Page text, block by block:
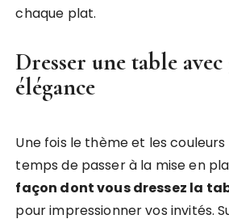
chaque plat.
Dresser une table
élégance
Une fois le thème et les couleurs
temps de passer à la mise en
façon dont vous dressez la
pour impressionner vos invités.